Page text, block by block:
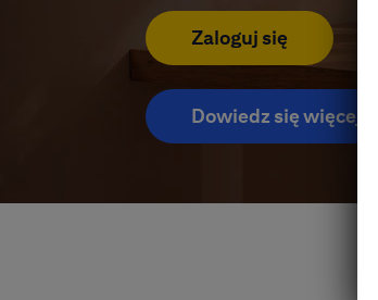
Usługi i produkty do Karty
Zaloguj się
Dowiedz się więcej